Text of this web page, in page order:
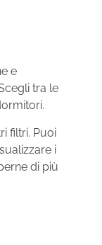
e
tra le
filtri. Puoi
i
di più